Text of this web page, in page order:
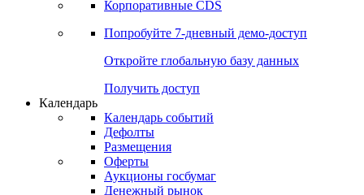
Корпоративные CDS
Попробуйте 7-дневный демо-доступ
Откройте глобальную базу данных
Получить доступ
Календарь
Календарь событий
Дефолты
Размещения
Оферты
Аукционы госбумаг
Денежный рынок